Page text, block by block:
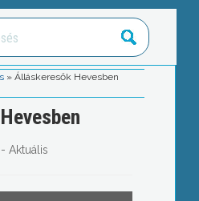
»Álláskeresők Hevesben
Aktuális